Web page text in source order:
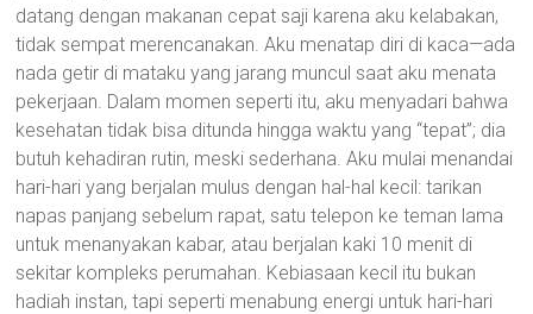
datang dengan makanan cepat saji karena aku kelabakan,
tidak sempat merencanakan. Aku menatap diri di kaca—ada
nada getir di mataku yang jarang muncul saat aku menata
pekerjaan. Dalam momen seperti itu, aku menyadari bahwa
kesehatan tidak bisa ditunda hingga waktu yang “tepat”; dia
butuh kehadiran rutin, meski sederhana. Aku mulai menandai
hari-hari yang berjalan mulus dengan hal-hal kecil: tarikan
napas panjang sebelum rapat, satu telepon ke teman lama
untuk menanyakan kabar, atau berjalan kaki 10 menit di
sekitar kompleks perumahan. Kebiasaan kecil itu bukan
hadiah instan, tapi seperti menabung energi untuk hari-hari